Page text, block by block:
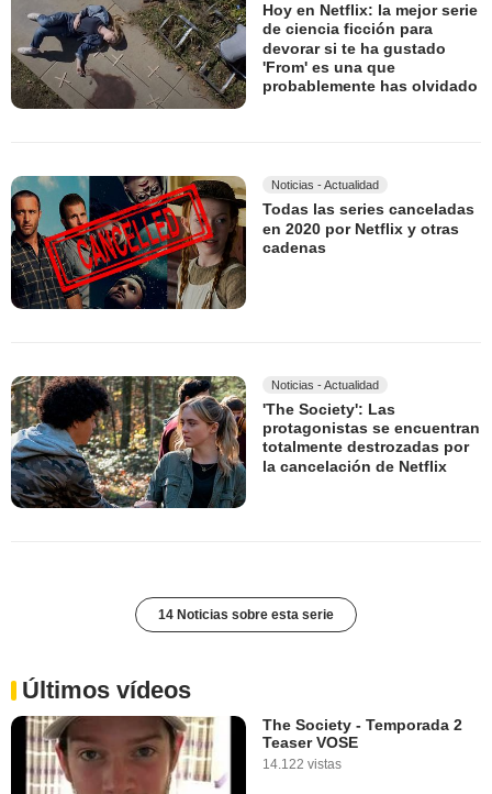
Hoy en Netflix: la mejor serie
de ciencia ficción para
devorar si te ha gustado
'From' es una que
probablemente has olvidado
Noticias - Actualidad
Todas las series canceladas
en 2020 por Netflix y otras
cadenas
Noticias - Actualidad
'The Society': Las
protagonistas se encuentran
totalmente destrozadas por
la cancelación de Netflix
14 Noticias sobre esta serie
Últimos vídeos
The Society - Temporada 2
Teaser VOSE
14.122 vistas